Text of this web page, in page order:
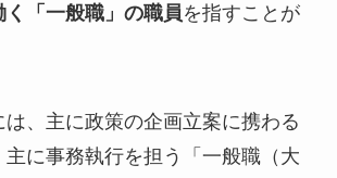
「一般職」の職員 を指すことが
は、主に政策の企画立案に携わる
主に事務執行を担う「一般職（大